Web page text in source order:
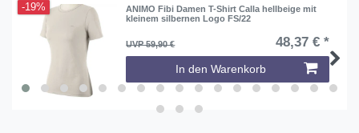
-19%
ANIMO Fibi Damen T-Shirt Calla hellbeige mit
kleinem silbernen Logo FS/22
UVP 59,90 € 48,37 € *
In den Warenkorb